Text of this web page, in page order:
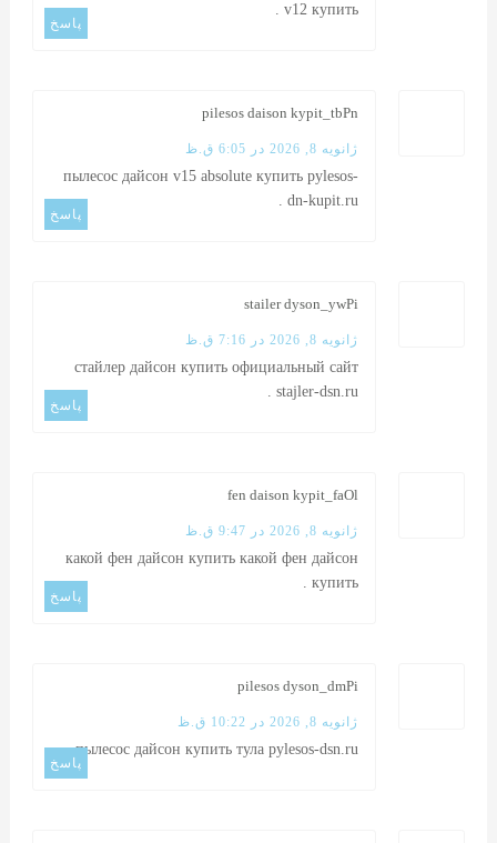
v12 купить
.
پاسخ
pilesos daison kypit_tbPn
ژانویه 8, 2026 در 6:05 ق.ظ
пылесос дайсон v15 absolute купитьpylesos-
dn-kupit.ru
.
پاسخ
stailer dyson_ywPi
ژانویه 8, 2026 در 7:16 ق.ظ
стайлер дайсон купить официальный сайт
stajler-dsn.ru
.
پاسخ
fen daison kypit_faOl
ژانویه 8, 2026 در 9:47 ق.ظ
какой фен дайсон купитькакой фен дайсон
купить
.
پاسخ
pilesos dyson_dmPi
ژانویه 8, 2026 در 10:22 ق.ظ
пылесос дайсон купить тулаpylesos-dsn.ru
.
پاسخ